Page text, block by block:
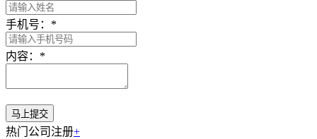
手机号： *
内容： *
热门公司注册+